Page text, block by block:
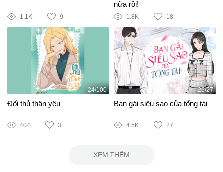
1.1K 9
nữa rồi!
1.8K 18
24/100
Đối thủ thân yêu
404 3
26/27
Bạn gái siêu sao của tổng tài
4.5K 27
XEM THÊM